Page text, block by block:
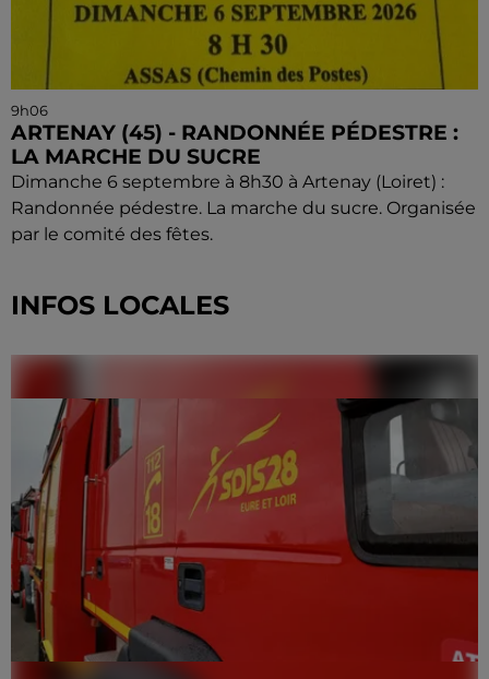
9h06
ARTENAY (45) - RANDONNÉE PÉDESTRE :
LA MARCHE DU SUCRE
Dimanche 6 septembre à 8h30 à Artenay (Loiret) :
Randonnée pédestre. La marche du sucre. Organisée
par le comité des fêtes.
INFOS LOCALES